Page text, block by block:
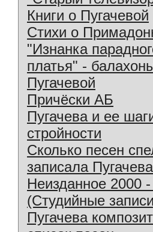
Книги о Пугачевой
Стихи о
"Изнанка
платья" -
Пугачевой
Причёски АБ
Пугачева и ее
стройности
Сколько песен
записала
Неизданное 2000
(Студийные
Пугачева